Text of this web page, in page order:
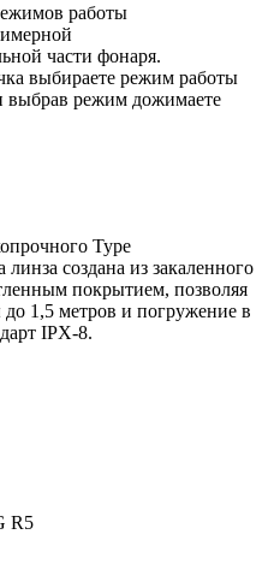
работы
части фонаря.
выбираете режим работы
выбрав режим дожимаете
Type
создана из закаленного
покрытием, позволяя
1,5 метров и погружение в
IPX-8.
R5